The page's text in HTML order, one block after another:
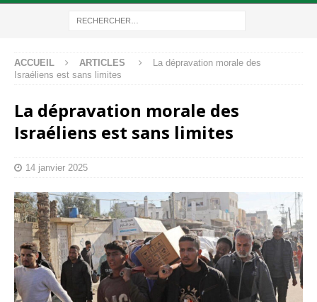
ACCUEIL ARTICLES
La dépravation morale des
Israéliens est sans limites
La dépravation morale des
Israéliens est sans limites
14 janvier 2025